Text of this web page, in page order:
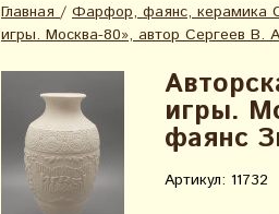
Главная / Фарфор, фаянс, керамика
игры. Москва-80», автор Сергеев В.
игры.
фаянс
Артикул: 11732